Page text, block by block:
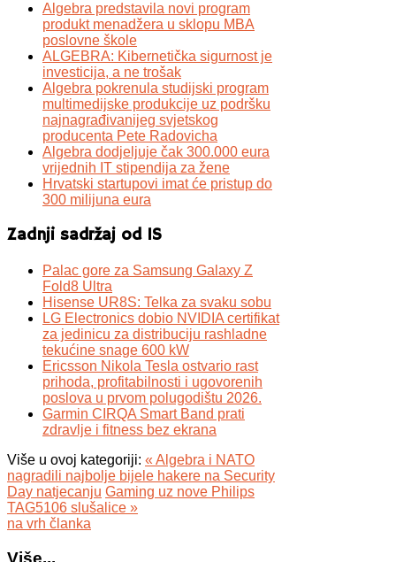
Algebra predstavila novi program
produkt menadžera u sklopu MBA
poslovne škole
ALGEBRA: Kibernetička sigurnost je
investicija, a ne trošak
Algebra pokrenula studijski program
multimedijske produkcije uz podršku
najnagrađivanijeg svjetskog
producenta Pete Radovicha
Algebra dodjeljuje čak 300.000 eura
vrijednih IT stipendija za žene
Hrvatski startupovi imat će pristup do
300 milijuna eura
Zadnji sadržaj od IS
Palac gore za Samsung Galaxy Z
Fold8 Ultra
Hisense UR8S: Telka za svaku sobu
LG Electronics dobio NVIDIA certifikat
za jedinicu za distribuciju rashladne
tekućine snage 600 kW
Ericsson Nikola Tesla ostvario rast
prihoda, profitabilnosti i ugovorenih
poslova u prvom polugodištu 2026.
Garmin CIRQA Smart Band prati
zdravlje i fitness bez ekrana
Više u ovoj kategoriji: « Algebra i NATO
nagradili najbolje bijele hakere na Security
Day natjecanju Gaming uz nove Philips
TAG5106 slušalice »
na vrh članka
Više...